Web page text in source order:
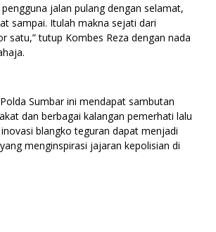
jalan pulang dengan selamat,
sampai. Itulah makna sejati dari
satu,” tutup Kombes Reza dengan nada
Sumbar ini mendapat sambutan
dan berbagai kalangan pemerhati lalu
blangko teguran dapat menjadi
menginspirasi jajaran kepolisian di